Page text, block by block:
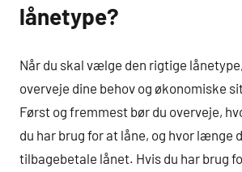
lånetype?
Når du skal vælge den rigtige
overveje dine behov og økonomiske
Først og fremmest bør du overveje,
du har brug for at låne, og hvor længe
tilbagebetale lånet. Hvis du har brug